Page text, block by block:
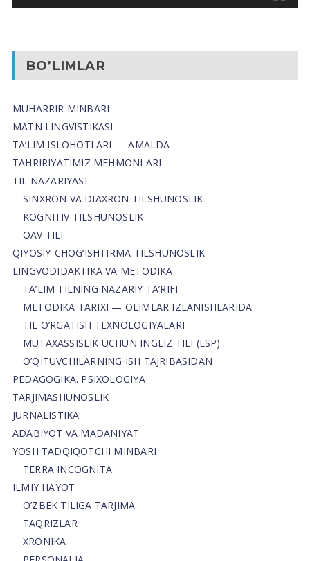
BO’LIMLAR
MUHARRIR MINBARI
MATN LINGVISTIKASI
TA’LIM ISLOHOTLARI — AMALDA
TAHRIRIYATIMIZ MEHMONLARI
TIL NAZARIYASI
SINXRON VA DIAXRON TILSHUNOSLIK
KOGNITIV TILSHUNOSLIK
OAV TILI
QIYOSIY-CHOG‘ISHTIRMA TILSHUNOSLIK
LINGVODIDAKTIKA VA METODIKA
TA’LIM TILNING NAZARIY TA’RIFI
METODIKA TARIXI — OLIMLAR IZLANISHLARIDA
TIL O’RGATISH TEXNOLOGIYALARI
MUTAXASSISLIK UCHUN INGLIZ TILI (ESP)
O’QITUVCHILARNING ISH TAJRIBASIDAN
PEDAGOGIKA. PSIXOLOGIYA
TARJIMASHUNOSLIK
JURNALISTIKA
ADABIYOT VA MADANIYAT
YOSH TADQIQOTCHI MINBARI
TERRA INCOGNITA
ILMIY HAYOT
O’ZBEK TILIGA TARJIMA
TAQRIZLAR
XRONIKA